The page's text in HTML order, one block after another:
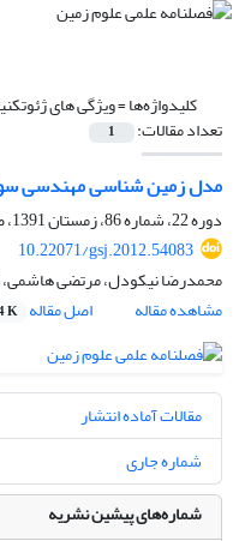
کلیدواژه‌ها =ویژگی های
تعداد مقالات: 1
مدل زمین شناسی مهندسی
دوره 22، شماره 86، زمستان 1391، صفحه
10.22071/gsj.2012.54083
محمدرضا نیکودل، مرتضی هاشمی،
مشاهده مقاله
اصل مقاله K
مقالات آماده انتشار
شماره جاری
شماره‌های پیشین نشریه